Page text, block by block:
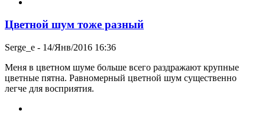
Цветной шум тоже разный
Serge_e - 14/Янв/2016 16:36
Меня в цветном шуме больше всего раздражают крупные
цветные пятна. Равномерный цветной шум существенно
легче для восприятия.